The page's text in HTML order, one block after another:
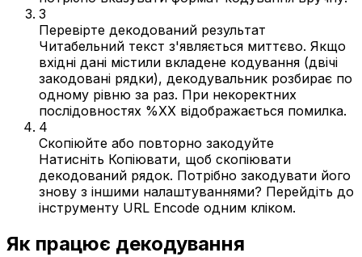
3
Перевірте декодований результат
Читабельний текст з'являється миттєво. Якщо
вхідні дані містили вкладене кодування (двічі
закодовані рядки), декодувальник розбирає по
одному рівню за раз. При некоректних
послідовностях %XX відображається помилка.
4
Скопіюйте або повторно закодуйте
Натисніть Копіювати, щоб скопіювати
декодований рядок. Потрібно закодувати його
знову з іншими налаштуваннями? Перейдіть до
інструменту URL Encode одним кліком.
Як працює декодування